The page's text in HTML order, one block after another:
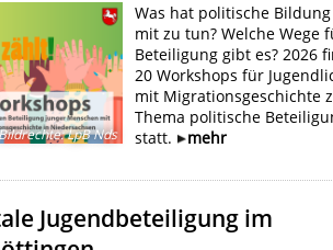
:LpB Nds
Was hat politische
mit zu tun? Welche Wege
Beteiligung gibt es? 2026
20 Workshops für
mit Migrationsgeschichte
Thema politische
statt.
mehr
Jugendbeteiligung im